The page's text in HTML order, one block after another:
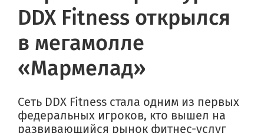
DDX Fitness открылся
в мегамолле
«Мармелад»
Сеть DDX Fitness стала одним из первых
федеральных игроков, кто вышел на
развивающийся рынок фитнес-услуг